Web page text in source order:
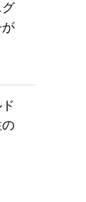
の